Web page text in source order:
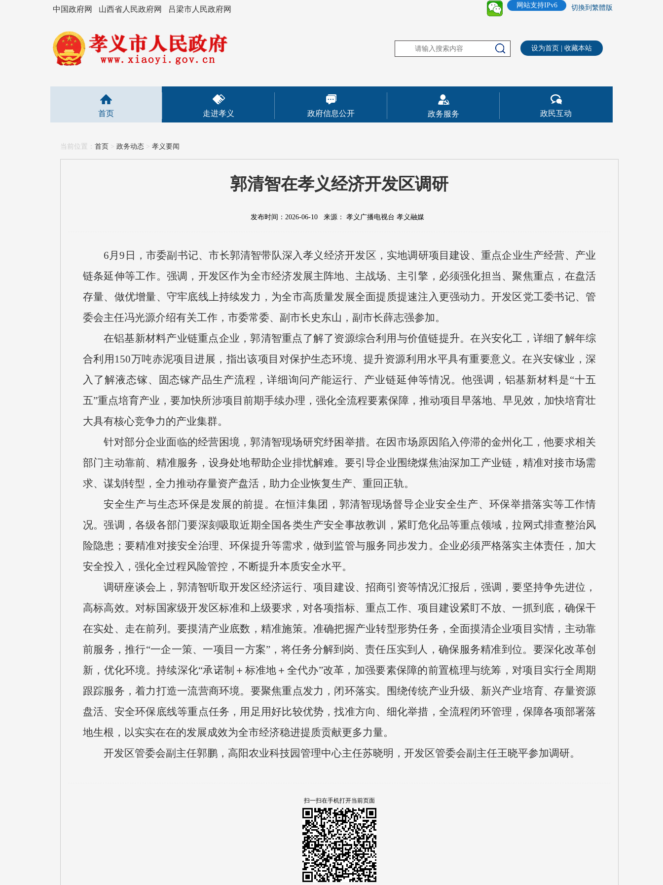
中国政府网 山西省人民政府网 吕梁市人民政府网 切換到繁體版
网站支持IPv6
设为首页 收藏本站
首页 走进孝义 政府信息公开 政务服务 政民互动
当前位置： 首页 > 政务动态 > 孝义要闻
郭清智在孝义经济开发区调研
发布时间：2026-06-10 来源： 孝义广播电视台 孝义融媒
6月9日，市委副书记、市长郭清智带队深入孝义经济开发区，实地调研项目建设、重点企业生产经营、产业
链条延伸等工作。强调，开发区作为全市经济发展主阵地、主战场、主引擎，必须强化担当、聚焦重点，在盘活
存量、做优增量、守牢底线上持续发力，为全市高质量发展全面提质提速注入更强动力。开发区党工委书记、管
委会主任冯光源介绍有关工作，市委常委、副市长史东山，副市长薛志强参加。
在铝基新材料产业链重点企业，郭清智重点了解了资源综合利用与价值链提升。在兴安化工，详细了解年综
合利用150万吨赤泥项目进展，指出该项目对保护生态环境、提升资源利用水平具有重要意义。在兴安镓业，深
入了解液态镓、固态镓产品生产流程，详细询问产能运行、产业链延伸等情况。他强调，铝基新材料是“十五
五”重点培育产业，要加快所涉项目前期手续办理，强化全流程要素保障，推动项目早落地、早见效，加快培育壮
大具有核心竞争力的产业集群。
针对部分企业面临的经营困境，郭清智现场研究纾困举措。在因市场原因陷入停滞的金州化工，他要求相关
部门主动靠前、精准服务，设身处地帮助企业排忧解难。要引导企业围绕煤焦油深加工产业链，精准对接市场需
求、谋划转型，全力推动存量资产盘活，助力企业恢复生产、重回正轨。
安全生产与生态环保是发展的前提。在恒沣集团，郭清智现场督导企业安全生产、环保举措落实等工作情
况。强调，各级各部门要深刻吸取近期全国各类生产安全事故教训，紧盯危化品等重点领域，拉网式排查整治风
险隐患；要精准对接安全治理、环保提升等需求，做到监管与服务同步发力。企业必须严格落实主体责任，加大
安全投入，强化全过程风险管控，不断提升本质安全水平。
调研座谈会上，郭清智听取开发区经济运行、项目建设、招商引资等情况汇报后，强调，要坚持争先进位，
高标高效。对标国家级开发区标准和上级要求，对各项指标、重点工作、项目建设紧盯不放、一抓到底，确保干
在实处、走在前列。要摸清产业底数，精准施策。准确把握产业转型形势任务，全面摸清企业项目实情，主动靠
前服务，推行“一企一策、一项目一方案”，将任务分解到岗、责任压实到人，确保服务精准到位。要深化改革创
新，优化环境。持续深化“承诺制＋标准地＋全代办”改革，加强要素保障的前置梳理与统筹，对项目实行全周期
跟踪服务，着力打造一流营商环境。要聚焦重点发力，闭环落实。围绕传统产业升级、新兴产业培育、存量资源
盘活、安全环保底线等重点任务，用足用好比较优势，找准方向、细化举措，全流程闭环管理，保障各项部署落
地生根，以实实在在的发展成效为全市经济稳进提质贡献更多力量。
开发区管委会副主任郭鹏，高阳农业科技园管理中心主任苏晓明，开发区管委会副主任王晓平参加调研。
扫一扫在手机打开当前页面